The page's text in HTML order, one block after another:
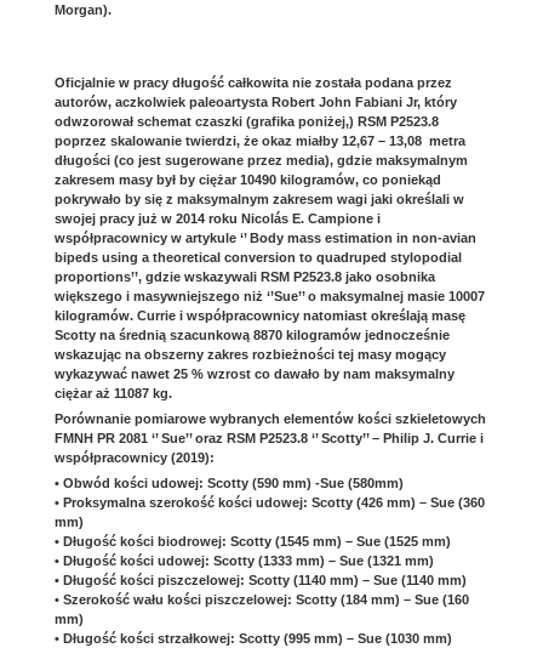
Morgan).
Oficjalnie w pracy długość całkowita nie została podana przez
autorów, aczkolwiek paleoartysta Robert John Fabiani Jr, który
odwzorował schemat czaszki (grafika poniżej,) RSM P2523.8
poprzez skalowanie twierdzi, że okaz miałby 12,67 – 13,08 metra
długości (co jest sugerowane przez media), gdzie maksymalnym
zakresem masy był by ciężar 10490 kilogramów, co poniekąd
pokrywało by się z maksymalnym zakresem wagi jaki określali w
swojej pracy już w 2014 roku Nicolás E. Campione i
współpracownicy w artykule ‘’ Body mass estimation in non‐avian
bipeds using a theoretical conversion to quadruped stylopodial
proportions’’, gdzie wskazywali RSM P2523.8 jako osobnika
większego i masywniejszego niż ‘’Sue’’ o maksymalnej masie 10007
kilogramów. Currie i współpracownicy natomiast określają masę
Scotty na średnią szacunkową 8870 kilogramów jednocześnie
wskazując na obszerny zakres rozbieżności tej masy mogący
wykazywać nawet 25 % wzrost co dawało by nam maksymalny
ciężar aż 11087 kg.
Porównanie pomiarowe wybranych elementów kości szkieletowych
FMNH PR 2081 ‘’ Sue’’ oraz RSM P2523.8 ‘’ Scotty’’ – Philip J. Currie i
współpracownicy (2019):
• Obwód kości udowej: Scotty (590 mm) -Sue (580mm)
• Proksymalna szerokość kości udowej: Scotty (426 mm) – Sue (360
mm)
• Długość kości biodrowej: Scotty (1545 mm) – Sue (1525 mm)
• Długość kości udowej: Scotty (1333 mm) – Sue (1321 mm)
• Długość kości piszczelowej: Scotty (1140 mm) – Sue (1140 mm)
• Szerokość wału kości piszczelowej: Scotty (184 mm) – Sue (160
mm)
• Długość kości strzałkowej: Scotty (995 mm) – Sue (1030 mm)